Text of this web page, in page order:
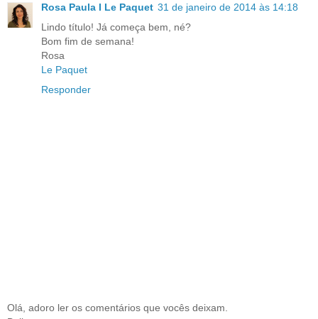
Rosa Paula I Le Paquet 31 de janeiro de 2014 às 14:18
Lindo título! Já começa bem, né?
Bom fim de semana!
Rosa
Le Paquet
Responder
Olá, adoro ler os comentários que vocês deixam.